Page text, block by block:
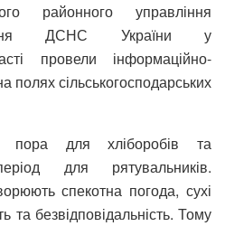
районного управління
ДСНС України у
провели інформаційно-
полях сільськогосподарських
для хліборобів та
для рятувальників.
спекотна погода, сухі
та безвідповідальність. Тому